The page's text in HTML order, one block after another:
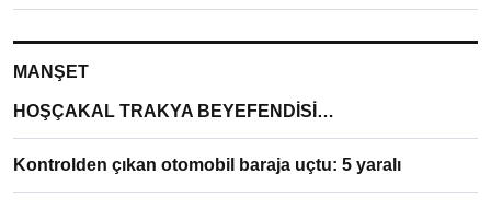
MANŞET
HOŞÇAKAL TRAKYA BEYEFENDİSİ…
Kontrolden çıkan otomobil baraja uçtu: 5 yaralı